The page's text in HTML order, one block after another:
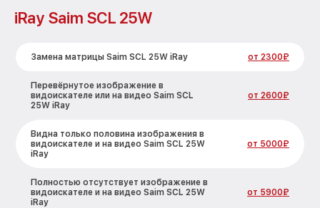
iRay Saim SCL 25W
Замена матрицы Saim SCL 25W iRay от 2300₽
Перевёрнутое изображение в
видоискателе или на видео Saim SCL
25W iRay
от 2600₽
Видна только половина изображения в
видоискателе и на видео Saim SCL 25W
iRay
от 5000₽
Полностью отсутствует изображение в
видоискателе и на видео Saim SCL 25W
iRay
от 5900₽